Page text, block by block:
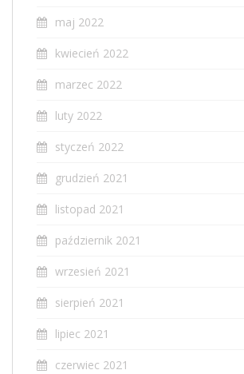
maj 2022
kwiecień 2022
marzec 2022
luty 2022
styczeń 2022
grudzień 2021
listopad 2021
październik 2021
wrzesień 2021
sierpień 2021
lipiec 2021
czerwiec 2021